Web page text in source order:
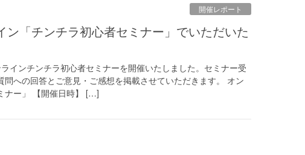
開催レポート
インチンチラ初心者セミナーを開催いたしました。セミナー受
問への回答とご意見・ご感想を掲載させていただきます。 オン
ナー」 【開催日時】 […]